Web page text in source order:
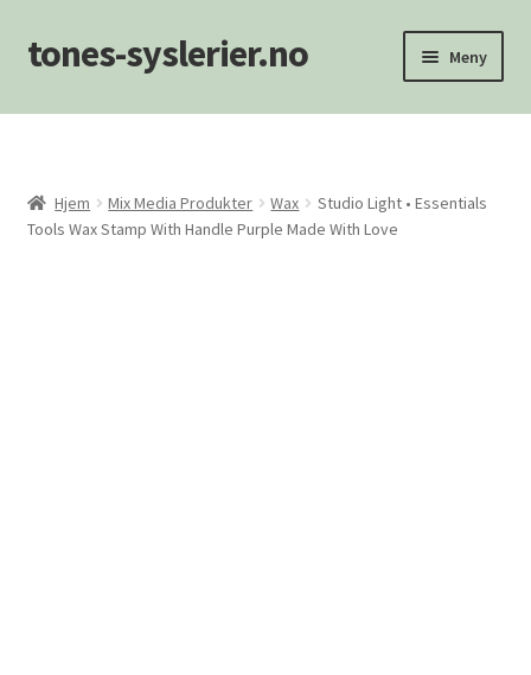
Hopp
til
Hopp
til
tones-syslerier.no Meny
Hjem
Min konto
Hjem Mix Media Produkter Wax
Studio Light • Essentials
Tools Wax Stamp With Handle Purple Made With Love